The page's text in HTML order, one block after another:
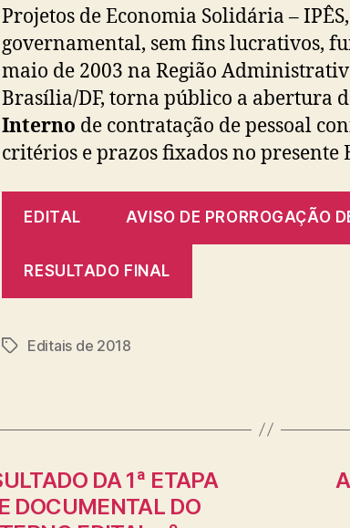
Projetos de Economia Solidária –
governamental, sem fins lucrativos,
maio de 2003 na Região
Brasília/DF, torna público a abertura
Interno de contratação de pessoal
critérios e prazos fixados no presente
EDITAL AVISO DE PRORROGAÇÃO
RESULTADO FINAL
TagsEditais de 2018
DA 1ª ETAPA
DOCUMENTAL DO